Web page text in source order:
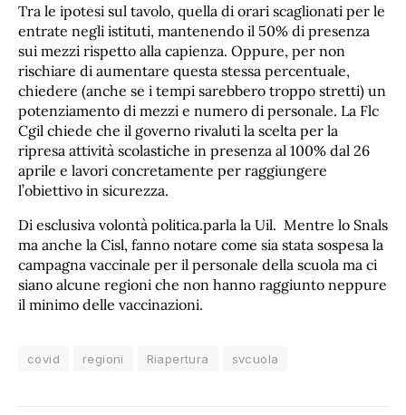
Tra le ipotesi sul tavolo, quella di orari scaglionati per le
entrate negli istituti, mantenendo il 50% di presenza
sui mezzi rispetto alla capienza. Oppure, per non
rischiare di aumentare questa stessa percentuale,
chiedere (anche se i tempi sarebbero troppo stretti) un
potenziamento di mezzi e numero di personale. La Flc
Cgil chiede che il governo rivaluti la scelta per la
ripresa attività scolastiche in presenza al 100% dal 26
aprile e lavori concretamente per raggiungere
l’obiettivo in sicurezza.
Di esclusiva volontà politica.parla la Uil. Mentre lo Snals
ma anche la Cisl, fanno notare come sia stata sospesa la
campagna vaccinale per il personale della scuola ma ci
siano alcune regioni che non hanno raggiunto neppure
il minimo delle vaccinazioni.
covid regioni Riapertura svcuola